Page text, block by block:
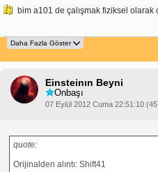
bim a101 de çalışmak fiziksel
Einsteinın Beyni
Onbaşı
07 Eylül 2012 Cuma 22:51:10
quote:
Orijinalden alıntı: Shift41